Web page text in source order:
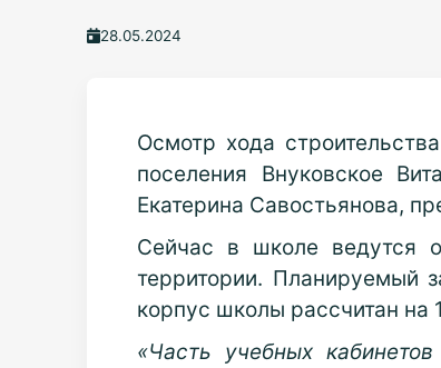
28.05.2024
Осмотр хода
поселения Внуковское
Екатерина Савостьянова,
Сейчас в школе ведутся
территории. Планируемый
корпус школы рассчитан на
«Часть учебных